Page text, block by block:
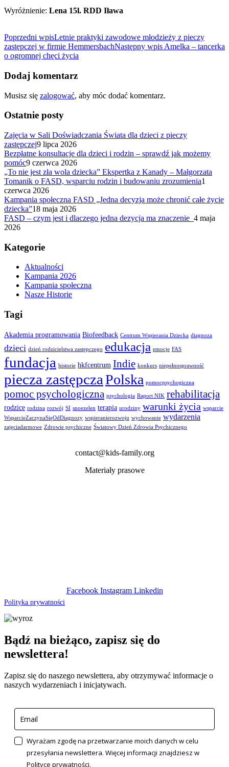
Wyróżnienie: Lena 15l. RDD Iława
Poprzedni wpisLetnie praktyki zawodowe młodzieży z pieczy
zastępczej w firmie HemmersbachNastępny wpis Amelka­ – tancerka
o ogromnej chęci życia
Dodaj komentarz
Musisz się zalogować, aby móc dodać komentarz.
Ostatnie posty
Zajęcia w Sali Doświadczania Świata dla dzieci z pieczy
zastępczej9 lipca 2026
Bezpłatne konsultacje dla dzieci i rodzin – sprawdź jak możemy
pomóc9 czerwca 2026
„To nie jest zła wola dziecka” Ekspertka z Kanady – Małgorzata
Tomanik o FASD, wsparciu rodzin i budowaniu zrozumienia1
czerwca 2026
Kampania społeczna FASD „Jedna decyzja może chronić całe życie
dziecka”18 maja 2026
FASD – czym jest i dlaczego jedna dezycja ma znaczenie 4 maja
2026
Kategorie
Aktualności
Kampania 2026
Kampania społeczna
Nasze Historie
Tagi
Akademia programowania Biofeedback Centrum Wspierania Dziecka diagnoza
dzieci dzień rodzicielstwa zastępczego edukacja emocje FAS
fundacja historie hkfcentrum Indie konkurs niepełnosprawność
piecza zastępczaPolska pomocpsychogiczna
pomoc psychologiczna psychologia Raport NIK rehabilitacja
rodzice rodzina rozwój SI snoezelen terapia urodziny warunki życia wsparcie
WsparcieZaczynaSięOdDiagnozy wspieranierozwoju wychowanie wydarzenia
zajęciadarmowe Zdrowie psychiczne Światowy Dzień Zdrowia Psychicznego
contact@kids-family.org
Materiały prasowe
Facebook Instagram Linkedin
Polityka prywatności
Bądź na bieżąco, zapisz się do
newslettera!
Zapisz się do naszego newslettera, aby otrzymywać informacje o
naszych wydarzeniach i inicjatywach.
Wyrażam zgodę na przetwarzanie moich danych w celu
przesyłania newslettera. Więcej informacji znajdziesz w
Polityce prywatności.